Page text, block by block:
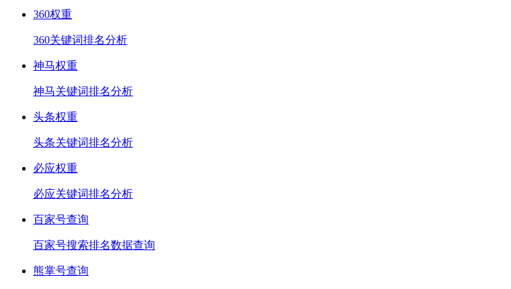
360权重
360关键词排名分析
神马权重
神马关键词排名分析
头条权重
头条关键词排名分析
必应权重
必应关键词排名分析
百家号查询
百家号搜索排名数据查询
熊掌号查询